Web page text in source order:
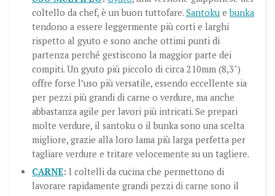
coltello da chef, è un buon tuttofare. Santoku ebunka
tendono a essere leggermente più corti e larghi
rispetto al gyuto e sono anche ottimi punti di
partenza perché gestiscono la maggior parte dei
compiti. Un gyuto più piccolo di circa 210mm (8,3")
offre forse l’uso più versatile, essendo eccellente sia
per pezzi più grandi di carne o verdure, ma anche
abbastanza agile per lavori più intricati. Se prepari
molte verdure, il santoku o il bunka sono una scelta
migliore, grazie alla loro lama più larga perfetta per
tagliare verdure e tritare velocemente su un tagliere.
CARNE: I coltelli da cucina che permettono di
lavorare rapidamente grandi pezzi di carne sono il